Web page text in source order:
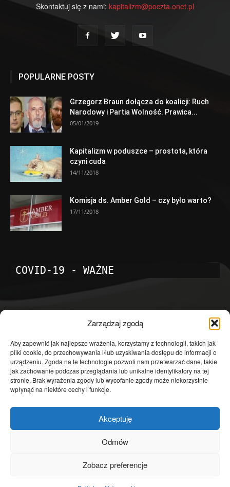
Zarządzaj zgodą
Aby zapewnić jak najlepsze wrażenia, korzystamy z technologii, takich jak
pliki cookie, do przechowywania i/lub uzyskiwania dostępu do informacji o
urządzeniu. Zgoda na te technologie pozwoli nam przetwarzać dane, takie
jak zachowanie podczas przeglądania lub unikalne identyfikatory na tej
stronie. Brak wyrażenia zgody lub wycofanie zgody może niekorzystnie
wpłynąć na niektóre cechy i funkcje.
Akceptuję
Odmów
Zobacz preferencje
Skontaktuj się z nami: kapitalizm@poczta.onet.pl
POPULARNE POSTY
Grzegorz Braun dołącza do koalicji: Ruch
Narodowy i Partia Wolność. Prawica...
05/01/2019
Kapitalizm w poduszce – prostota, która
czyni cuda
14/11/2018
Komisja ds. Amber Gold – czy było warto?
17/11/2018
COVID-19 - WAŻNE
Temat dnia
4601
Publicystyka
4363
Polityka
3639
Polska
Społeczeństwo
2823